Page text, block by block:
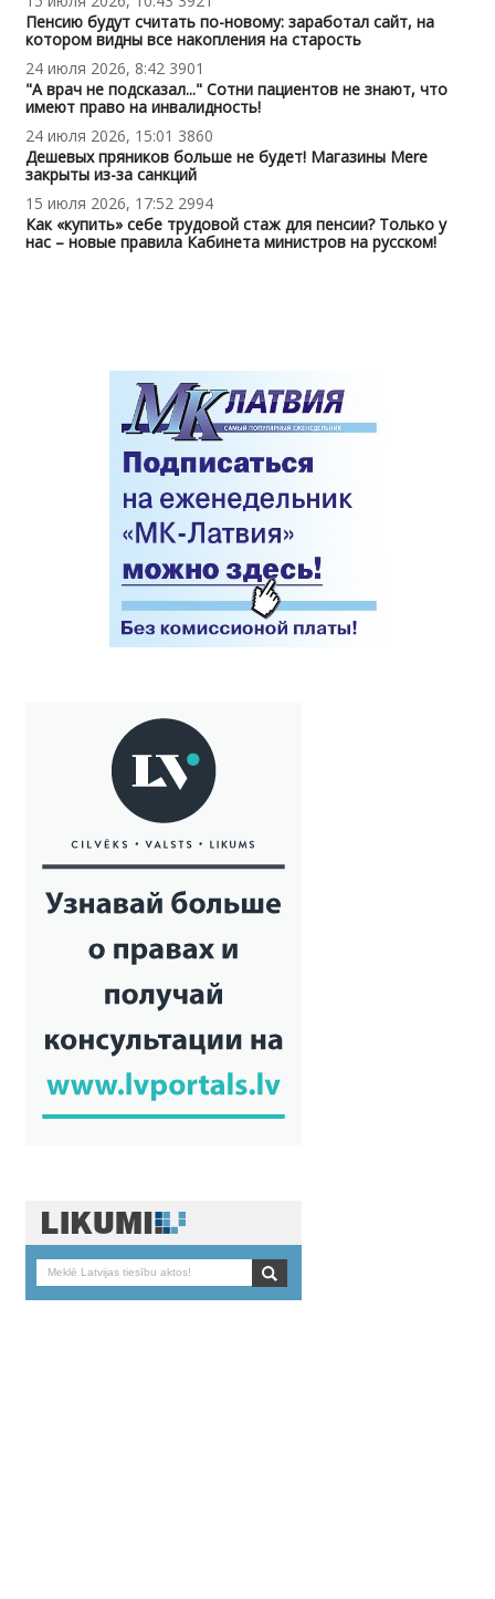
Пенсию будут считать по-новому: заработал сайт, на
котором видны все накопления на старость
24 июля 2026, 8:42 3901
"А врач не подсказал..." Сотни пациентов не знают, что
имеют право на инвалидность!
24 июля 2026, 15:01 3860
Дешевых пряников больше не будет! Магазины Mere
закрыты из-за санкций
15 июля 2026, 17:52 2994
Как «купить» себе трудовой стаж для пенсии? Только у
нас – новые правила Кабинета министров на русском!